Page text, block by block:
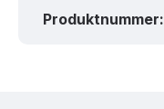
Produktnummer: